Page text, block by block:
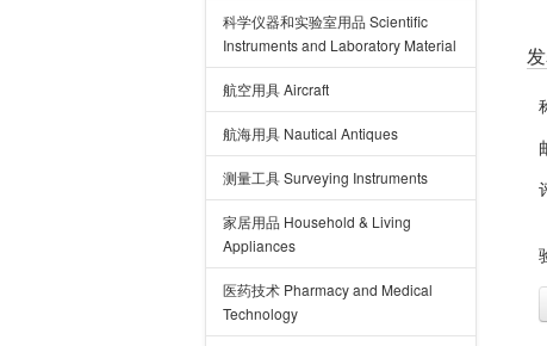
科学仪器和实验室用品 Scientific
Instruments and Laboratory Material
航空用具 Aircraft
航海用具 Nautical Antiques
测量工具 Surveying Instruments
家居用品 Household & Living
Appliances
医药技术 Pharmacy and Medical
Technology